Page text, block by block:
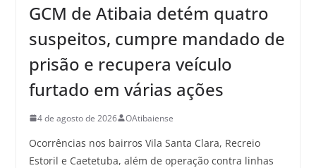
GCM de Atibaia detém quatro
suspeitos, cumpre mandado de
prisão e recupera veículo
furtado em várias ações
4 de agosto de 2026 OAtibaiense
Ocorrências nos bairros Vila Santa Clara, Recreio
Estoril e Caetetuba, além de operação contra linhas